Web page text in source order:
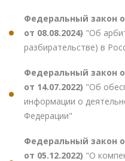
Федеральный закон
от 08.08.2024) "Об
разбирательстве) в
Федеральный закон
от 14.07.2022) "Об
информации о
Федерации"
Федеральный закон
от 05.12.2022) "О